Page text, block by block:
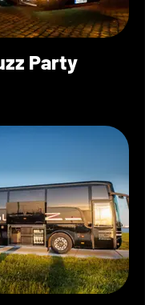
Party